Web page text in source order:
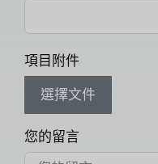
項目附件
選擇文件
您的留言